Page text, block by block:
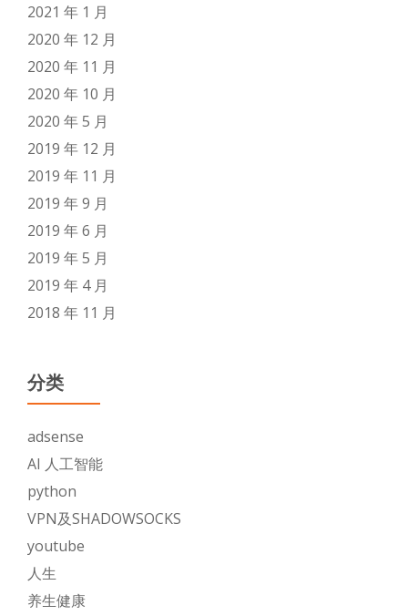
2021 年 1 月
2020 年 12 月
2020 年 11 月
2020 年 10 月
2020 年 5 月
2019 年 12 月
2019 年 11 月
2019 年 9 月
2019 年 6 月
2019 年 5 月
2019 年 4 月
2018 年 11 月
分类
adsense
AI 人工智能
python
VPN及SHADOWSOCKS
youtube
人生
养生健康